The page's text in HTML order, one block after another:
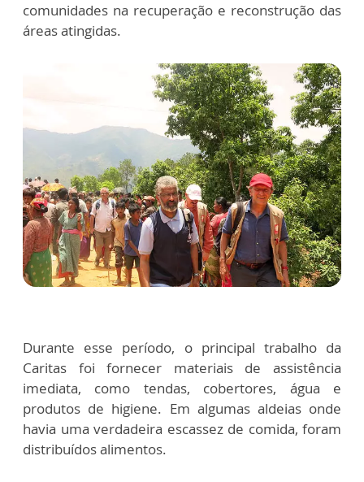
comunidades na recuperação e reconstrução das
áreas atingidas.
Durante esse período, o principal trabalho da
Caritas foi fornecer materiais de assistência
imediata, como tendas, cobertores, água e
produtos de higiene. Em algumas aldeias onde
havia uma verdadeira escassez de comida, foram
distribuídos alimentos.